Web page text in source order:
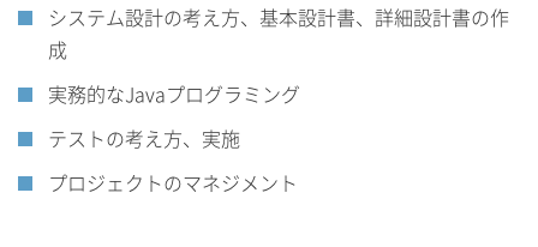
システム設計の考え方、基本設計書、詳細設計書の作
成
実務的なJavaプログラミング
テストの考え方、実施
プロジェクトのマネジメント